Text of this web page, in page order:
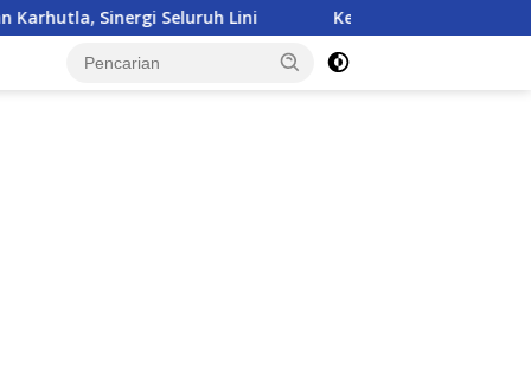
Lini Kepulangan Satgas Kizi TNI Kontingen Garuda